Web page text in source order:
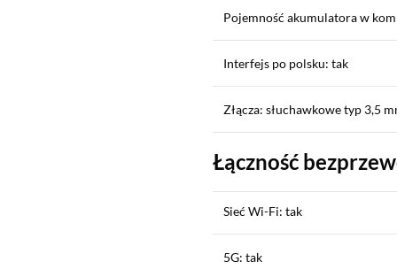
Pojemność akumulatora w
Interfejs po polsku: tak
Złącza: słuchawkowe typ 3,5
Łączność
Sieć Wi-Fi: tak
5G: tak